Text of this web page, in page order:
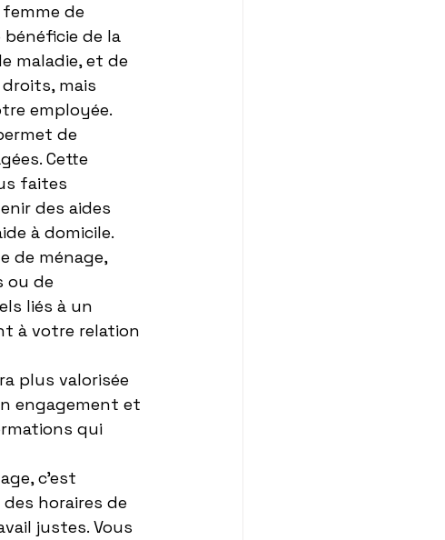
de
de la
maladie, et de
mais
employée.
de
Cette
faites
des aides
à domicile.
de ménage,
ou de
liés à un
à votre relation
plus valorisée
engagement et
qui
c’est
horaires de
justes. Vous